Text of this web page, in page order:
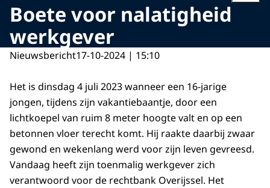
Boete voor nalatigheid
werkgever
Nieuwsbericht17-10-2024 | 15:10
Het is dinsdag 4 juli 2023 wanneer een 16-jarige
jongen, tijdens zijn vakantiebaantje, door een
lichtkoepel van ruim 8 meter hoogte valt en op een
betonnen vloer terecht komt. Hij raakte daarbij zwaar
gewond en wekenlang werd voor zijn leven gevreesd.
Vandaag heeft zijn toenmalig werkgever zich
verantwoord voor de rechtbank Overijssel. Het